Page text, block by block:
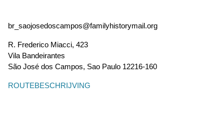
br_saojosedoscampos@familyhistorymail.org
R. Frederico Miacci, 423
Vila Bandeirantes
São José dos Campos, Sao Paulo 12216-160
ROUTEBESCHRIJVING